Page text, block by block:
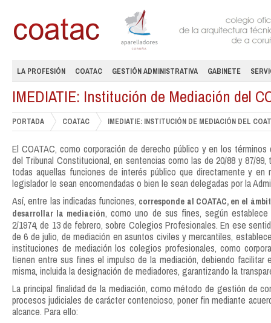
LA PROFESIÓN COATAC GESTIÓN ADMINISTRATIVA GABINETE
IMEDIATIE: Institución de Mediación del
PORTADA COATAC IMEDIATIE: INSTITUCIÓN DE MEDIACIÓN DEL
El COATAC, como corporación de derecho público y en los
del Tribunal Constitucional, en sentencias como las de 20/88 y 87/
todas aquellas funciones de interés público que directamente y
legislador le sean encomendadas o bien le sean delegadas por la
Así, entre las indicadas funciones, corresponde al COATAC, en el
desarrollar la mediación, como uno de sus fines, según
2/1974, de 13 de febrero, sobre Colegios Profesionales. En ese
de 6 de julio, de mediación en asuntos civiles y mercantiles,
instituciones de mediación los colegios profesionales, como
tienen entre sus fines el impulso de la mediación, debiendo facilitar
misma, incluida la designación de mediadores, garantizando la
La principal finalidad de la mediación, como método de gestión de
procesos judiciales de carácter contencioso, poner fin mediante
alcance. Para ello: